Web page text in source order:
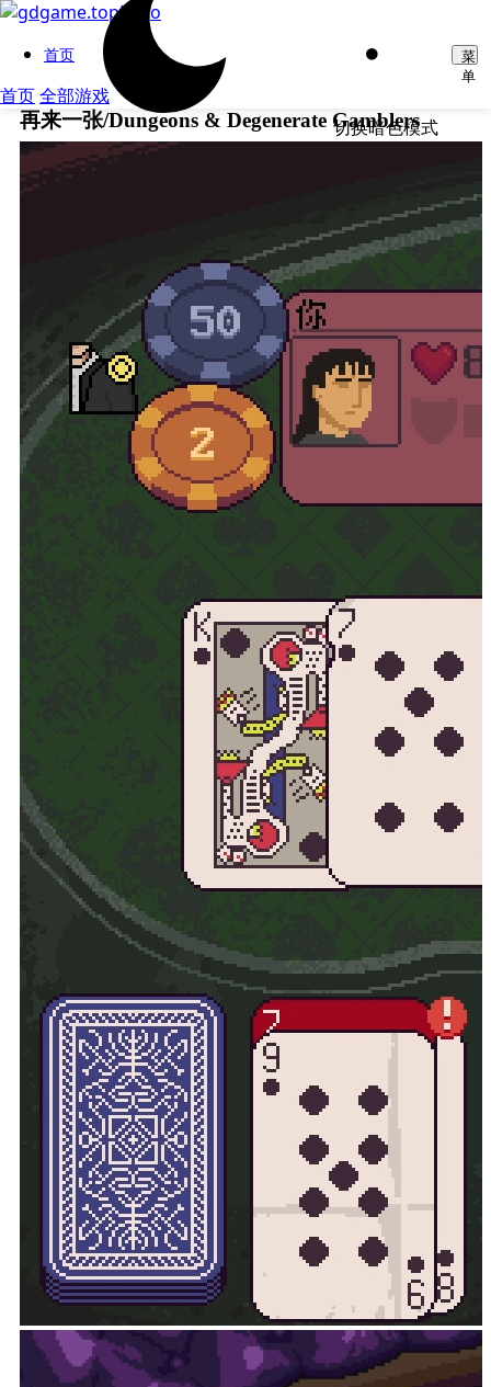
首页
首页全部游戏
切换暗色模式
菜
单
再来一张/Dungeons & Degenerate Gamblers